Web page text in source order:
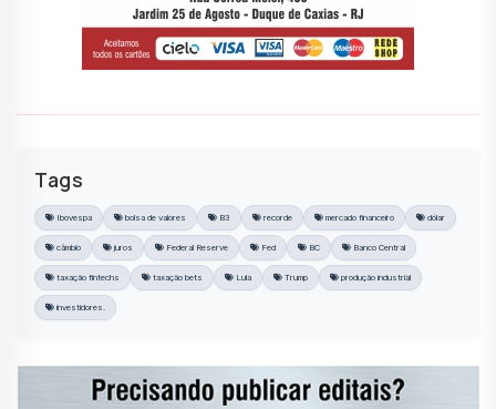
Tags
Ibovespa bolsa de valores B3 recorde mercado financeiro dólar
câmbio juros Federal Reserve Fed BC Banco Central
taxação fintechs taxação bets Lula Trump produção industrial
investidores.